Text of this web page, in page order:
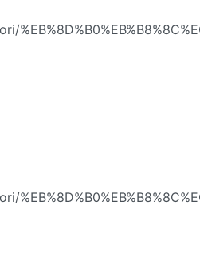
%EC
%EC